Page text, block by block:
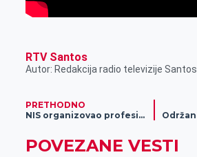
RTV Santos
Autor: Redakcija radio televizije Santos
PRETHODNO
NIS organizovao profesionalno takmičenje vozača „Vozački izazov 7“
POVEZANE VESTI